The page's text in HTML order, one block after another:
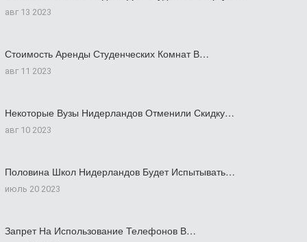
авг 13 2023
Стоимость Аренды Студенческих Комнат В…
авг 11 2023
Некоторые Вузы Нидерландов Отменили Скидку…
авг 10 2023
Половина Школ Нидерландов Будет Испытывать…
июль 20 2023
Запрет На Использование Телефонов В…